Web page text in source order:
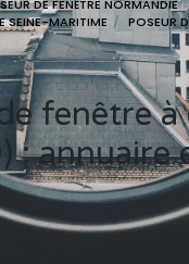
DE FENÊTRE NORMANDIE
SEINE-MARITIME
POSEUR
: annuaire